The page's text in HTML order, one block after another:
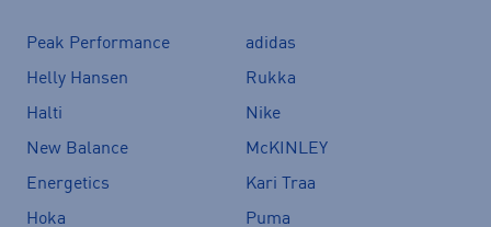
Peak Performance
adidas
Helly Hansen
Rukka
Halti
Nike
New Balance
McKINLEY
Energetics
Kari Traa
Hoka
Puma